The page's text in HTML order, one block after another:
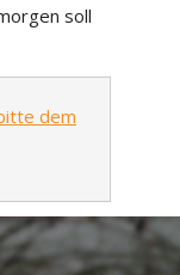
soll
dem